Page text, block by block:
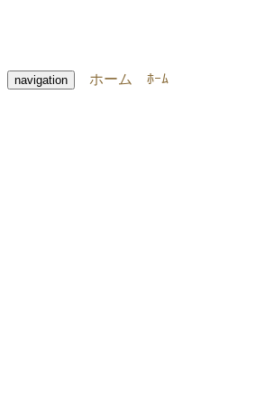
navigation ホーム ﾎｰﾑ